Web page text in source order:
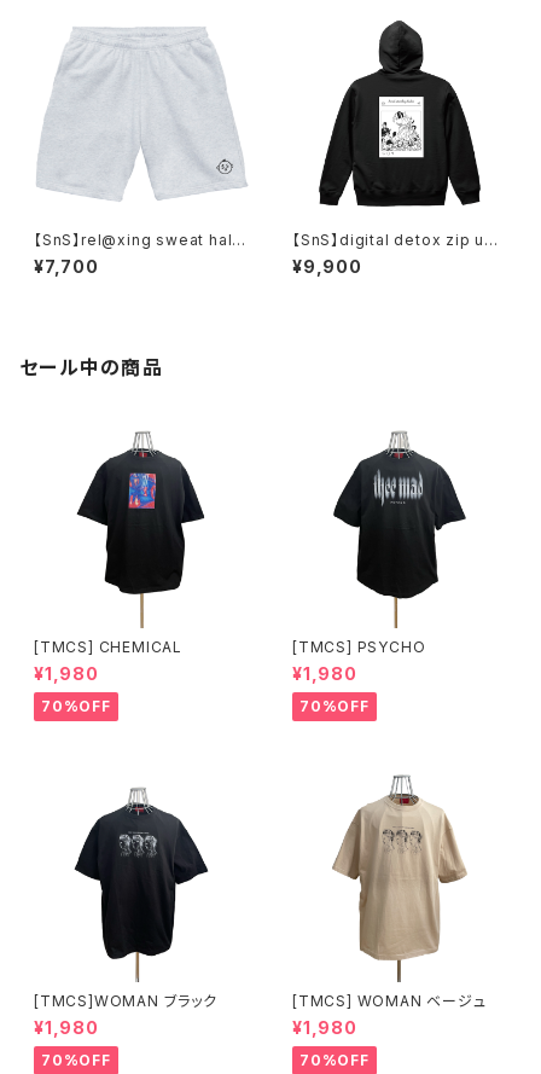
【SnS】rel@xing sweat half
pants
¥7,700
【SnS】digital detox zip up
hoodie [liberty]
¥9,900
セール中の商品
[TMCS] CHEMICAL
¥1,980
70%OFF
[TMCS] PSYCHO
¥1,980
70%OFF
[TMCS]WOMAN ブラック
¥1,980
70%OFF
[TMCS] WOMAN ベージュ
¥1,980
70%OFF